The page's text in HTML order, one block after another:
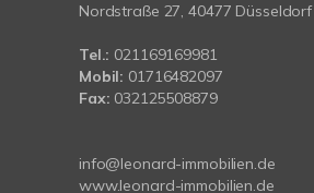
Nordstraße 27, 40477 Düsseldorf
Tel.: 021169169981
Mobil: 01716482097
Fax: 032125508879
info@leonard-immobilien.de
www.leonard-immobilien.de